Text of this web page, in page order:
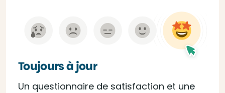
Toujours à jour
Un questionnaire de satisfaction et une